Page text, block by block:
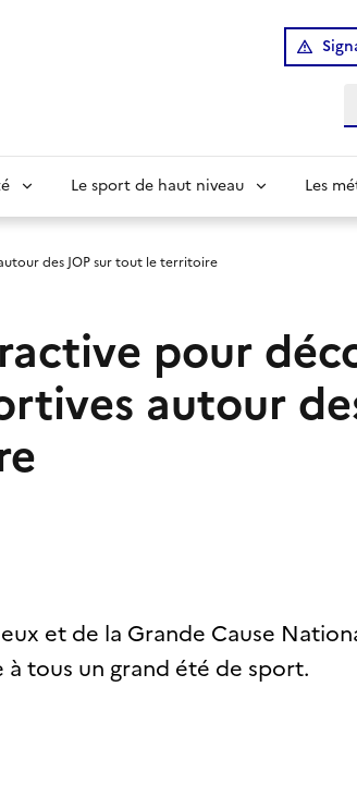
Le sport de haut niveau Les
des JOP sur tout le territoire
pour
autour
et de la Grande Cause
tous un grand été de sport.